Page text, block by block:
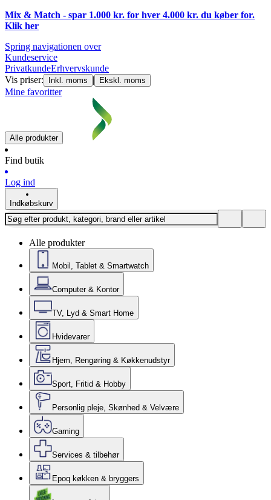
Mix & Match - spar 1.000 kr. for hver 4.000 kr. du køber for.
Klik her
Spring navigationen over
Kundeservice
PrivatkundeErhvervskunde
Vis priser:
Inkl. moms | Ekskl. moms
Mine favoritter
Alle produkter
Find butik
Log ind
Indkøbskurv
Alle produkter
Mobil, Tablet & Smartwatch
Computer & Kontor
TV, Lyd & Smart Home
Hvidevarer
Hjem, Rengøring & Køkkenudstyr
Sport, Fritid & Hobby
Personlig pleje, Skønhed & Velvære
Gaming
Services & tilbehør
Epoq køkken & bryggers